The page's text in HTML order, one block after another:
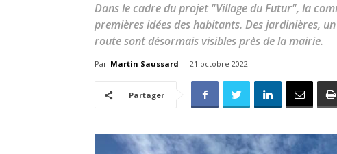
Dans le cadre du projet "Village du Futur", la
premières idées des habitants. Des jardinières,
route sont désormais visibles près de la mairie.
Par Martin Saussard - 21 octobre 2022
Partager